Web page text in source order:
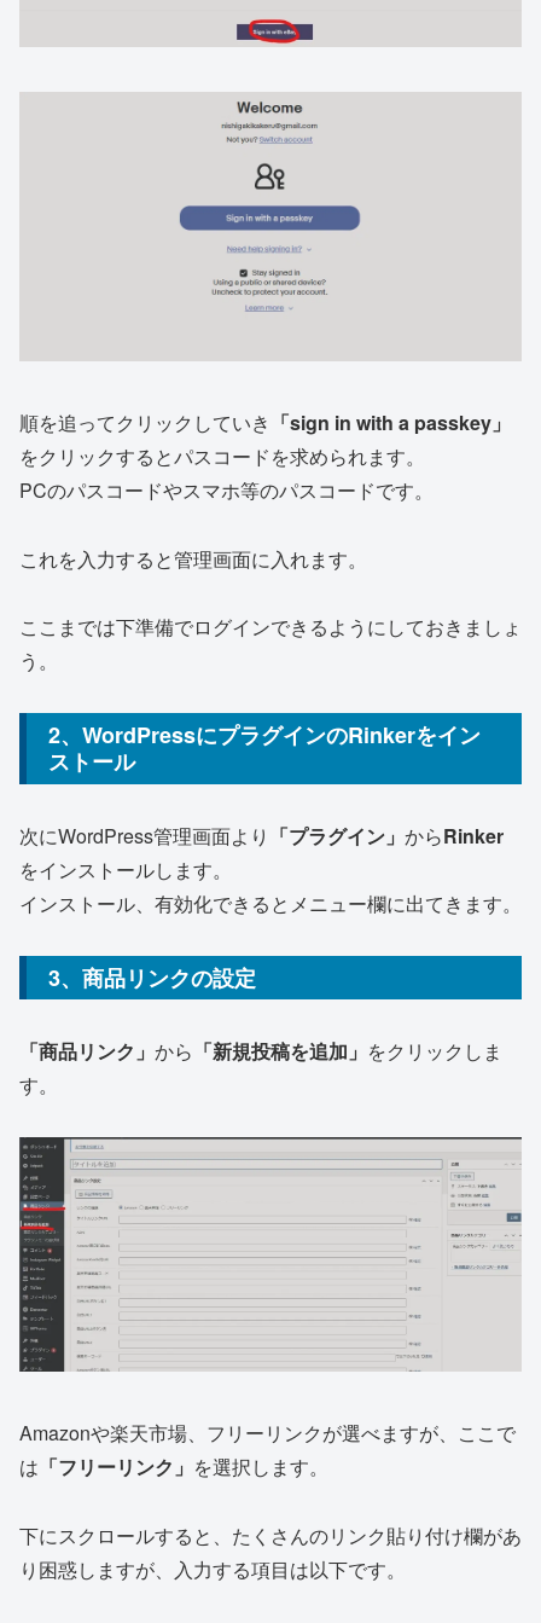
順を追ってクリックしていき 「sign in with a passkey」
をクリックするとパスコードを求められます。
PCのパスコードやスマホ等のパスコードです。
これを入力すると管理画面に入れます。
ここまでは下準備でログインできるようにしておきましょ
う。
2、WordPressにプラグインのRinkerをイン
ストール
次にWordPress管理画面より 「プラグイン」 からRinker
をインストールします。
インストール、有効化できるとメニュー欄に出てきます。
3、商品リンクの設定
「商品リンク」 から 「新規投稿を追加」 をクリックしま
す。
Amazonや楽天市場、フリーリンクが選べますが、ここで
は 「フリーリンク」 を選択します。
下にスクロールすると、たくさんのリンク貼り付け欄があ
り困惑しますが、入力する項目は以下です。